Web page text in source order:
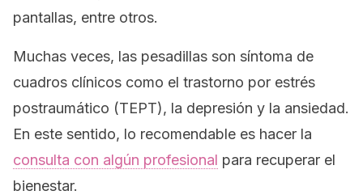
pantallas, entre otros.
Muchas veces, las pesadillas son síntoma de
cuadros clínicos como el trastorno por estrés
postraumático (TEPT), la depresión y la ansiedad.
En este sentido, lo recomendable es hacer la
consulta con algún profesional para recuperar el
bienestar.